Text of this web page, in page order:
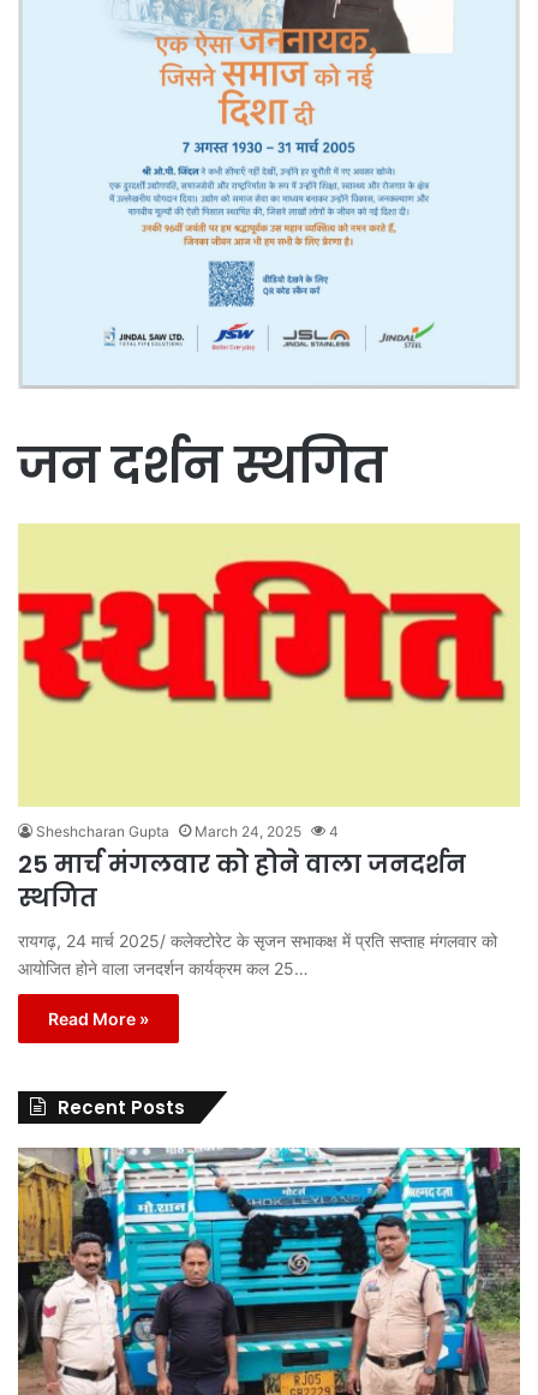
जन दर्शन स्थगित
Sheshcharan Gupta March 24, 2025 4
25 मार्च मंगलवार को होने वाला जनदर्शन
स्थगित
रायगढ़, 24 मार्च 2025/ कलेक्टोरेट के सृजन सभाकक्ष में प्रति सप्ताह मंगलवार को
आयोजित होने वाला जनदर्शन कार्यक्रम कल 25…
Read More »
Recent Posts